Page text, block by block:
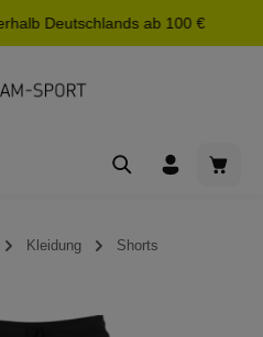
Deutschlands ab 100 €
Kleidung Shorts